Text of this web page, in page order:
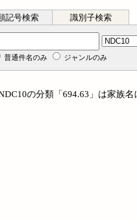
記号検索 識別子検索
普通件名のみ ジャンルのみ
の分類「694.63」は家族